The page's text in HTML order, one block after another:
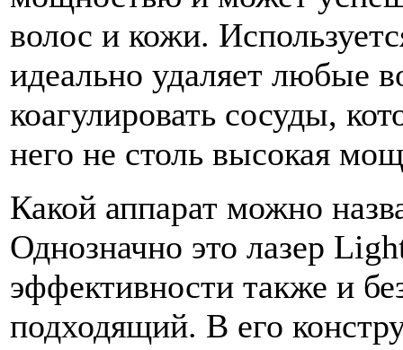
волос и кожи.
идеально удаляет любые
коагулировать сосуды,
него не столь высокая
Какой аппарат можно
Однозначно это лазер
эффективности также и
подходящий. В его